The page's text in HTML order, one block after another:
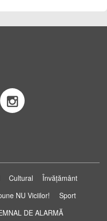
Cultural
Învățământ
NU Viciilor!
Sport
DE ALARMĂ